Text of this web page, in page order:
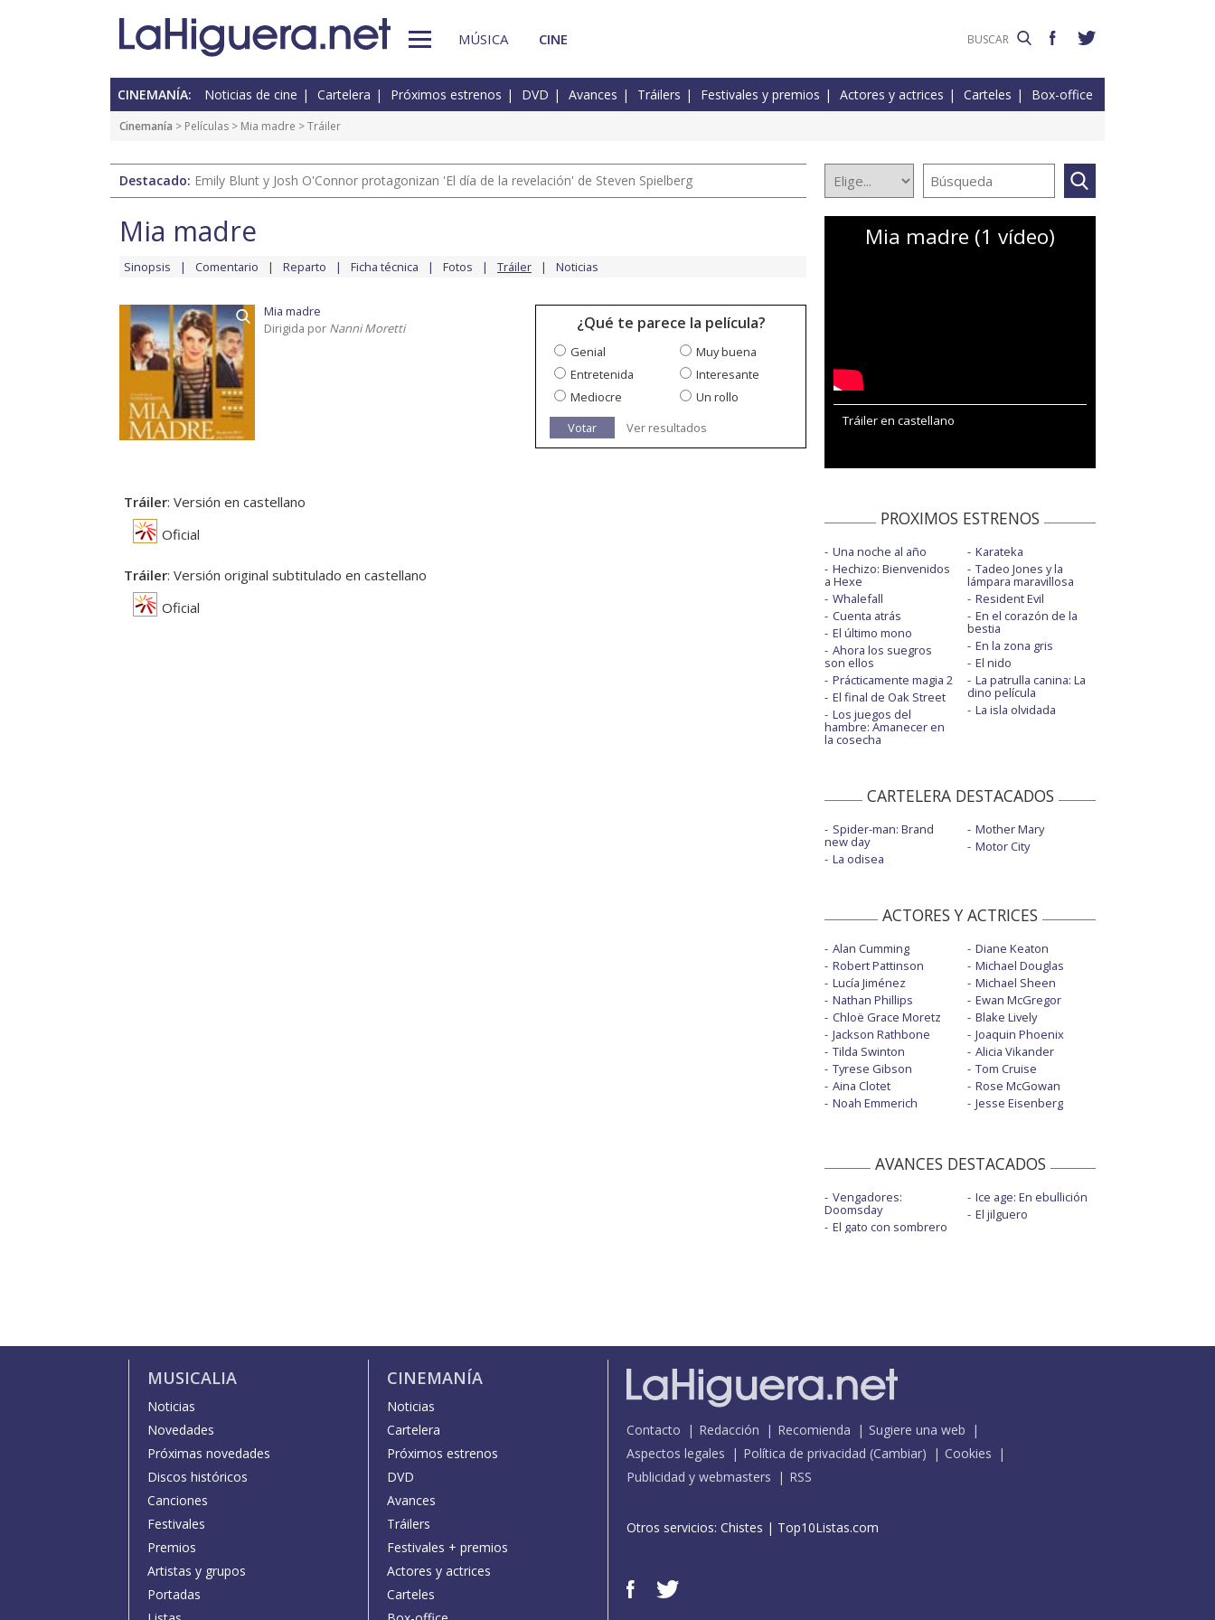
MÚSICA CINE
CINEMANÍA: Noticias de cine Cartelera Próximos estrenos DVD Avances Tráilers Festivales y premios Actores y actrices Carteles Box-office
Cinemanía > Películas > Mia madre > Tráiler
Destacado: Emily Blunt y Josh O'Connor protagonizan 'El día de la revelación' de Steven Spielberg
Mia madre
Sinopsis Comentario Reparto Ficha técnica Fotos Tráiler Noticias
Mia madre
Dirigida por Nanni Moretti ¿Qué te parece la película?
Genial
Muy buena
Entretenida
Interesante
Mediocre
Un rollo
Votar
Ver resultados
Tráiler: Versión en castellano
Oficial
Tráiler: Versión original subtitulado en castellano
Oficial
Mia madre (1 vídeo)
Tráiler en castellano
PROXIMOS ESTRENOS
Una noche al año
Hechizo: Bienvenidos
a Hexe
Whalefall
Cuenta atrás
El último mono
Ahora los suegros
son ellos
Prácticamente magia 2
El final de Oak Street
Los juegos del
hambre: Amanecer en
la cosecha
Karateka
Tadeo Jones y la
lámpara maravillosa
Resident Evil
En el corazón de la
bestia
En la zona gris
El nido
La patrulla canina: La
dino película
La isla olvidada
CARTELERA DESTACADOS
Spider-man: Brand
new day
La odisea
Mother Mary
Motor City
ACTORES Y ACTRICES
Alan Cumming
Robert Pattinson
Lucía Jiménez
Nathan Phillips
Chloë Grace Moretz
Jackson Rathbone
Tilda Swinton
Tyrese Gibson
Aina Clotet
Noah Emmerich
Diane Keaton
Michael Douglas
Michael Sheen
Ewan McGregor
Blake Lively
Joaquin Phoenix
Alicia Vikander
Tom Cruise
Rose McGowan
Jesse Eisenberg
AVANCES DESTACADOS
Vengadores:
Doomsday
El gato con sombrero
Ice age: En ebullición
El jilguero
MUSICALIA
Noticias
Novedades
Próximas novedades
Discos históricos
Canciones
Festivales
Premios
Artistas y grupos
Portadas
CINEMANÍA
Noticias
Cartelera
Próximos estrenos
DVD
Avances
Tráilers
Festivales + premios
Actores y actrices
Carteles
Contacto Redacción Recomienda
Sugiere una web
Aspectos legales
Política de privacidad (Cambiar)
Cookies
Publicidad y webmasters
RSS
Otros servicios: Chistes | Top10Listas.com